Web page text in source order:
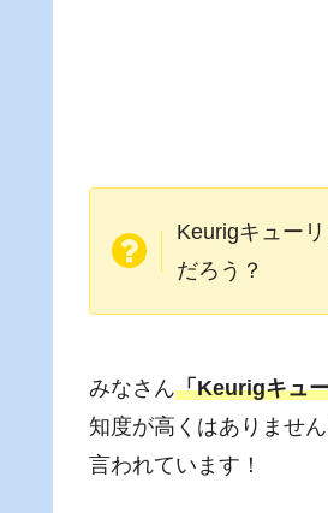
Keurigキュー
だろう？
みなさん「Keurigキュ
知度が高くはありません
言われています！